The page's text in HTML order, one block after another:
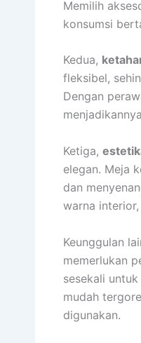
Memilih
konsumsi
Kedua,
fleksibel,
Dengan
Ketiga,
elegan. Meja
dan
warna
Keunggulan
memerlukan
sesekali
mudah
digunakan.